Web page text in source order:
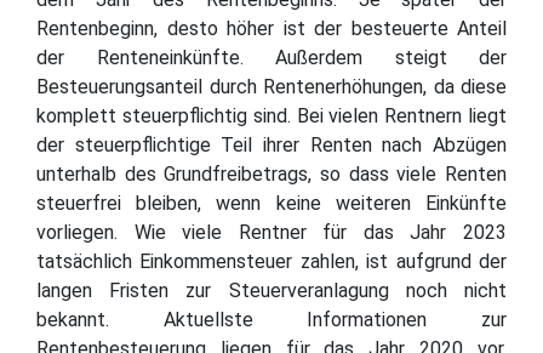
Rentenbeginn, desto höher ist der besteuerte Anteil
der Renteneinkünfte. Außerdem steigt der
Besteuerungsanteil durch Rentenerhöhungen, da diese
komplett steuerpflichtig sind. Bei vielen Rentnern liegt
der steuerpflichtige Teil ihrer Renten nach Abzügen
unterhalb des Grundfreibetrags, so dass viele Renten
steuerfrei bleiben, wenn keine weiteren Einkünfte
vorliegen. Wie viele Rentner für das Jahr 2023
tatsächlich Einkommensteuer zahlen, ist aufgrund der
langen Fristen zur Steuerveranlagung noch nicht
bekannt. Aktuellste Informationen zur
Rentenbesteuerung liegen für das Jahr 2020 vor.